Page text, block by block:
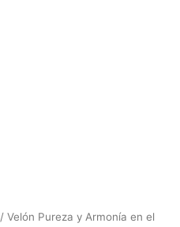
/ Velón Pureza y Armonía en el